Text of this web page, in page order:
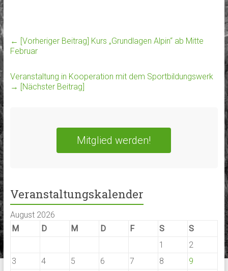
← [Vorheriger Beitrag] Kurs „Grundlagen Alpin“ ab Mitte
Februar
Veranstaltung in Kooperation mit dem Sportbildungswerk
→ [Nächster Beitrag]
Mitglied werden!
Veranstaltungskalender
August 2026
M
D M D F S
S
1
2
3
4 5 6 7 8
9